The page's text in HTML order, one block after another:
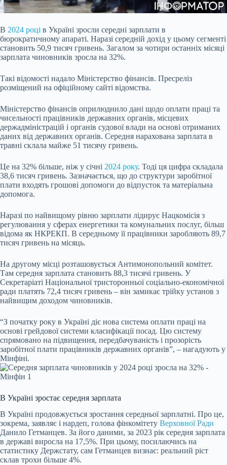
В 2024 році в Україні зросли середні зарплати в
бюрократичному апараті. Наразі середній дохід у цьому сегменті
становить 50,9 тисяч гривень. Загалом за чотири останніх місяці
зарплата чиновників зросла на 32%.
Такі відомості надало Міністерство фінансів. Пресреліз
розміщений на офіційному сайті відомства.
Міністерство фінансів оприлюднило дані щодо оплати праці та
чисельності працівників державних органів, місцевих
держадміністрацій і органів судової влади на основі отриманих
даних від державних органів. Середня нарахована зарплата в
травні склала майже 51 тисячу гривень.
Це на 32% більше, ніж у січні 2024 року. Тоді ця цифра складала
38,6 тисяч гривень. Зазначається, що до структури заробітної
плати входять грошові допомоги до відпусток та матеріальна
допомога.
Наразі по найвищому рівню зарплати лідирує Нацкомісія з
регулювання у сферах енергетики та комунальних послуг, більш
відома як НКРЕКП. В середньому її працівники заробляють 89,7
тисяч гривень на місяць.
На другому місці розташовується Антимонопольний комітет.
Там середня зарплата становить 88,3 тисячі гривень. У
Секретаріаті Національної тристоронньої соціально-економічної
ради платять 72,4 тисяч гривень – він замикає трійку установ з
найвищим доходом чиновників.
“З початку року в Україні діє нова система оплати праці на
основі грейдової системи класифікації посад. Цю систему
спрямовано на підвищення, передбачуваність і прозорість
заробітної плати працівників державних органів”, – нагадують у
Мінфіні.
В Україні зростає середня зарплата
В Україні продовжується зростання середньої зарплатні. Про це,
зокрема, заявляє і нардеп, голова фінкомітету Верховної Ради
Данило Гетманцев. За його даними, за 2023 рік середня зарплата
в державі виросла на 17,5%. При цьому, посилаючись на
статистику Держстату, сам Гетманцев визнає: реальний ріст
склав трохи більше 4%.